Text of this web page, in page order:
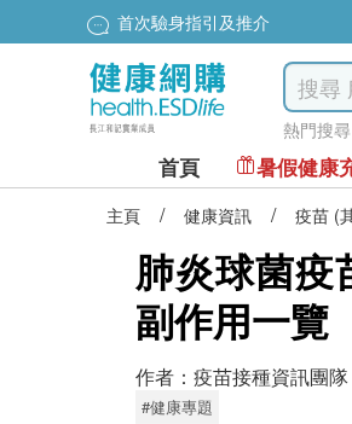
首次驗身指引及推介
熱門搜尋
首頁 暑假健康
主頁 / 健康資訊 / 疫苗 (
肺炎球菌
副作用一覽
作者： 疫苗接種資訊團隊
#健康專題